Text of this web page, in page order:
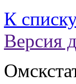
К
Версия